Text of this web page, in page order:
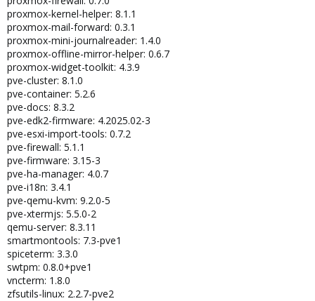
proxmox-kernel-helper: 8.1.1
proxmox-mail-forward: 0.3.1
proxmox-mini-journalreader: 1.4.0
proxmox-offline-mirror-helper: 0.6.7
proxmox-widget-toolkit: 4.3.9
pve-cluster: 8.1.0
pve-container: 5.2.6
pve-docs: 8.3.2
pve-edk2-firmware: 4.2025.02-3
pve-esxi-import-tools: 0.7.2
pve-firewall: 5.1.1
pve-firmware: 3.15-3
pve-ha-manager: 4.0.7
pve-i18n: 3.4.1
pve-qemu-kvm: 9.2.0-5
pve-xtermjs: 5.5.0-2
qemu-server: 8.3.11
smartmontools: 7.3-pve1
spiceterm: 3.3.0
swtpm: 0.8.0+pve1
vncterm: 1.8.0
zfsutils-linux: 2.2.7-pve2